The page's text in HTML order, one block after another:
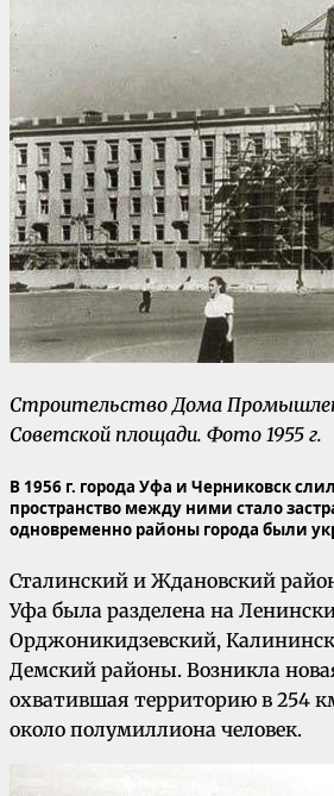
Строительство Дома
Советской площади. Фото 1955 г.
В 1956 г. города Уфа и Черниковск
пространство между ними стало
одновременно районы города были
Сталинский и Ждановский
Уфа была разделена на
Орджоникидзевский,
Демский районы. Возникла
охватившая территорию в 254
около полумиллиона человек.